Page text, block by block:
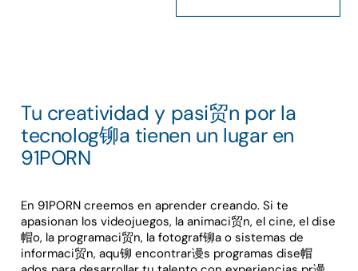
Tu creatividad y pasi贸n por la
tecnolog铆a tienen un lugar en
91PORN
En 91PORN creemos en aprender creando. Si te
apasionan los videojuegos, la animaci贸n, el cine, el dise
帽o, la programaci贸n, la fotograf铆a o sistemas de
informaci贸n, aqu铆 encontrar谩s programas dise帽